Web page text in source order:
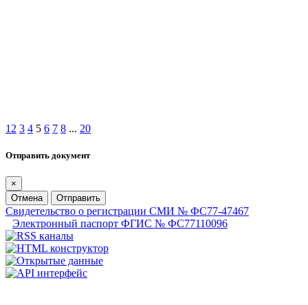
1 2 3 4 5 6 7 8 ... 20
Отправить документ
×
Отмена
Отправить
Свидетельство о регистрации СМИ № ФС77-47467
Электронный паспорт ФГИС № ФС77110096